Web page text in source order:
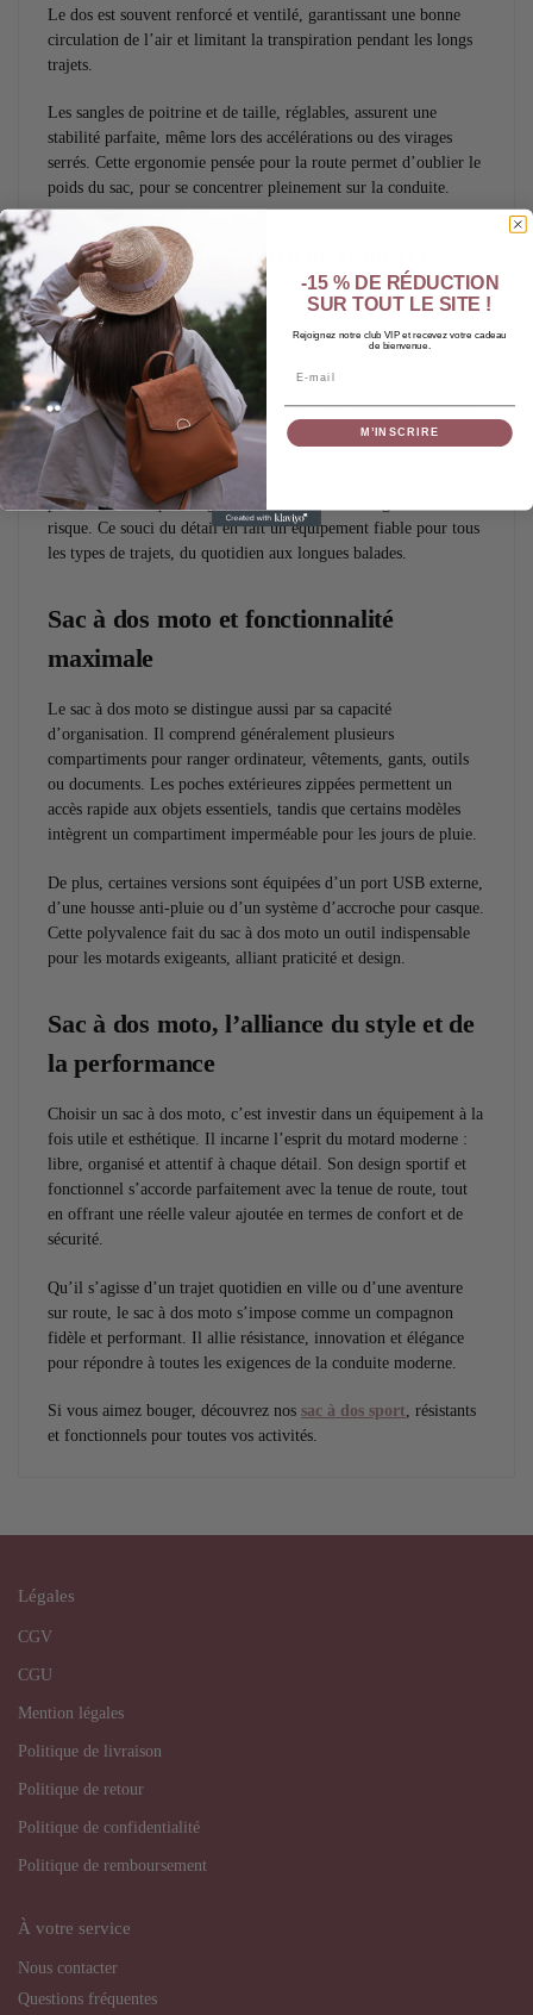
Le dos est souvent renforcé et ventilé, garantissant une bonne
circulation de l’air et limitant la transpiration pendant les longs
trajets.
Les sangles de poitrine et de taille, réglables, assurent une
stabilité parfaite, même lors des accélérations ou des virages
serrés. Cette ergonomie pensée pour la route permet d’oublier le
poids du sac, pour se concentrer pleinement sur la conduite.
Sac à dos moto et sécurité renforcée
La sécurité est un élément central dans la conception d’un sac à
dos moto. Les modèles de qualité intègrent des bandes
réfléchissantes pour une meilleure visibilité de nuit, ainsi que des
matériaux résistants à l’abrasion et à l’eau. Certains sacs
disposent également d’une coque rigide anti-choc qui protège le
contenu en cas de chute.
Des compartiments renforcés peuvent accueillir un ordinateur
portable, un casque intégral ou des accessoires fragiles sans
risque. Ce souci du détail en fait un équipement fiable pour tous
les types de trajets, du quotidien aux longues balades.
Sac à dos moto et fonctionnalité
maximale
Le sac à dos moto se distingue aussi par sa capacité
d’organisation. Il comprend généralement plusieurs
compartiments pour ranger ordinateur, vêtements, gants, outils
ou documents. Les poches extérieures zippées permettent un
accès rapide aux objets essentiels, tandis que certains modèles
intègrent un compartiment imperméable pour les jours de pluie.
De plus, certaines versions sont équipées d’un port USB externe,
d’une housse anti-pluie ou d’un système d’accroche pour casque.
Cette polyvalence fait du sac à dos moto un outil indispensable
pour les motards exigeants, alliant praticité et design.
Sac à dos moto, l’alliance du style et de
la performance
Choisir un sac à dos moto, c’est investir dans un équipement à la
fois utile et esthétique. Il incarne l’esprit du motard moderne :
libre, organisé et attentif à chaque détail. Son design sportif et
fonctionnel s’accorde parfaitement avec la tenue de route, tout
en offrant une réelle valeur ajoutée en termes de confort et de
sécurité.
Qu’il s’agisse d’un trajet quotidien en ville ou d’une aventure
sur route, le sac à dos moto s’impose comme un compagnon
fidèle et performant. Il allie résistance, innovation et élégance
pour répondre à toutes les exigences de la conduite moderne.
Si vous aimez bouger, découvrez nos sac à dos sport, résistants
et fonctionnels pour toutes vos activités.
Légales
CGV
CGU
Mention légales
Politique de livraison
Politique de retour
Politique de confidentialité
Politique de remboursement
À votre service
Nous contacter
Questions fréquentes
-15 % DE RÉDUCTION
SUR TOUT LE SITE !
Rejoignez notre club VIP et recevez votre cadeau
de bienvenue.
M’INSCRIRE